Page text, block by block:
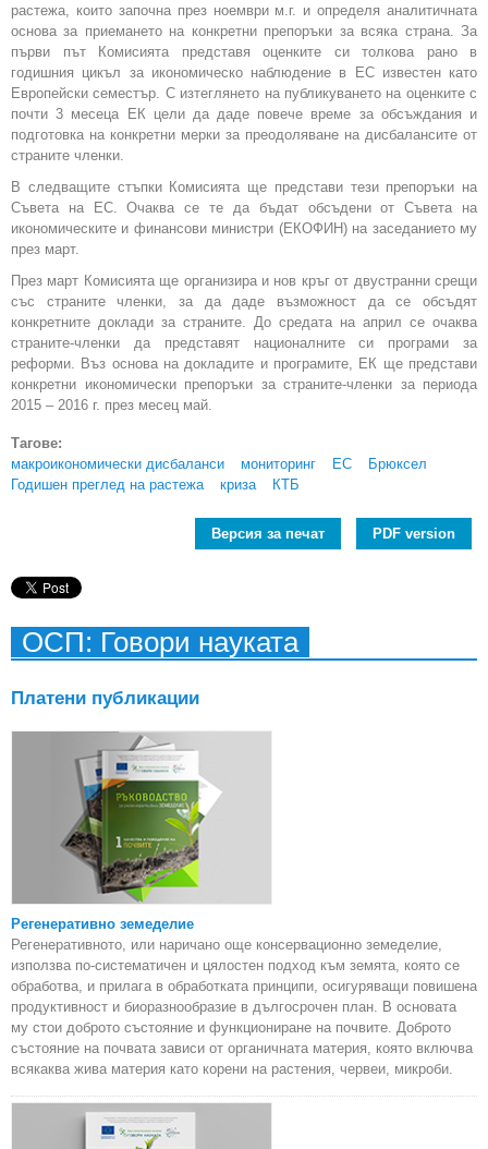
растежа, които започна през ноември м.г. и определя аналитичната
основа за приемането на конкретни препоръки за всяка страна. За
първи път Комисията представя оценките си толкова рано в
годишния цикъл за икономическо наблюдение в ЕС известен като
Европейски семестър. С изтеглянето на публикуването на оценките с
почти 3 месеца ЕК цели да даде повече време за обсъждания и
подготовка на конкретни мерки за преодоляване на дисбалансите от
страните членки.
В следващите стъпки Комисията ще представи тези препоръки на
Съвета на ЕС. Очаква се те да бъдат обсъдени от Съвета на
икономическите и финансови министри (ЕКОФИН) на заседанието му
през март.
През март Комисията ще организира и нов кръг от двустранни срещи
със страните членки, за да даде възможност да се обсъдят
конкретните доклади за страните. До средата на април се очаква
страните-членки да представят националните си програми за
реформи. Въз основа на докладите и програмите, ЕК ще представи
конкретни икономически препоръки за страните-членки за периода
2015 – 2016 г. през месец май.
Тагове:
макроикономически дисбаланси
мониторинг ЕС
Брюксел
Годишен преглед на растежа
криза КТБ
Версия за печат PDF version
ОСП: Говори науката
Платени публикации
Регенеративно земеделие
Регенеративното, или наричано още консервационно земеделие,
използва по-систематичен и цялостен подход към земята, която се
обработва, и прилага в обработката принципи, осигуряващи повишена
продуктивност и биоразнообразие в дългосрочен план. В основата
му стои доброто състояние и функциониране на почвите. Доброто
състояние на почвата зависи от органичната материя, която включва
всякаква жива материя като корени на растения, червеи, микроби.